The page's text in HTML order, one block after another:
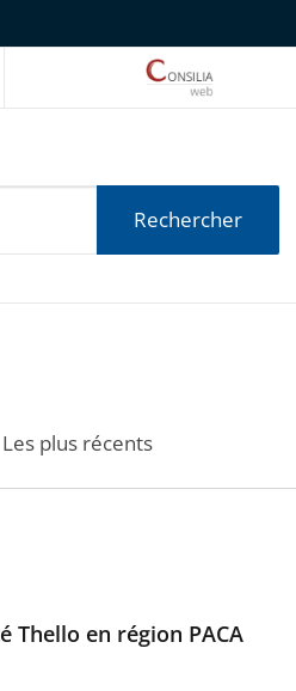
Rechercher
Les plus récents
Thello en région PACA